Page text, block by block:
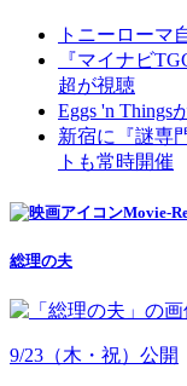
トニーローマ
『マイナビ
超が視聴
Eggs 'n Things
新宿に『謎専
トも常時開催
Movie-
総理の夫
9/23（木・祝）公開